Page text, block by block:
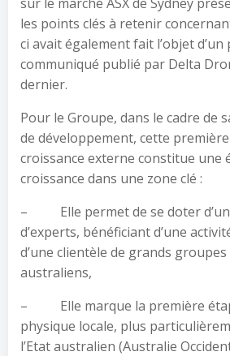
les points clés à retenir
ci avait également fait l’objet d’un
communiqué publié par Delta
dernier.
Pour le Groupe, dans le cadre de
de développement, cette
croissance externe constitue une
croissance dans une zone clé :
– Elle permet de se doter
d’experts, bénéficiant d’une
d’une clientèle de grands
australiens,
– Elle marque la première
physique locale, plus
l’Etat australien (Australie